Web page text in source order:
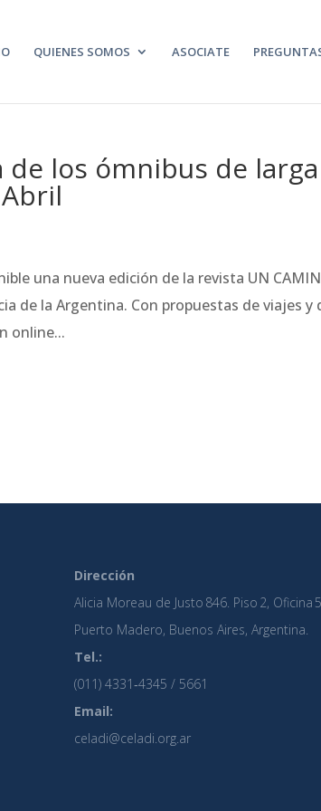
QUIENES SOMOS ASOCIATE
de los ómnibus de larga
una nueva edición de la revista UN
de la Argentina. Con propuestas de viajes y
online...
Dirección
Alicia Moreau de Justo 846. Piso 2, Oficina 5
Puerto Madero, Buenos Aires, Argentina.
Tel.:
(011) 4331‑4345 / 5661
Email:
celadi@celadi.org.ar